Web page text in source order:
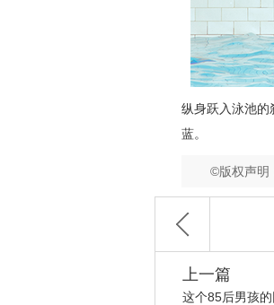
纵身跃入泳池的
蓝。
©版权声明
上一篇
这个85后男孩